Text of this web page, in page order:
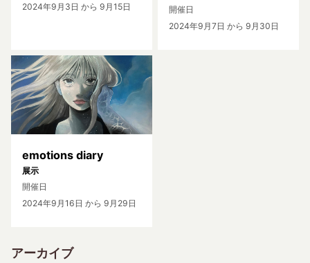
2024年9月3日 から 9月15日
開催日
2024年9月7日 から 9月30日
emotions diary
展示
開催日
2024年9月16日 から 9月29日
アーカイブ